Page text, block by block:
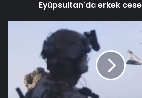
Eyüpsultan'da erkek